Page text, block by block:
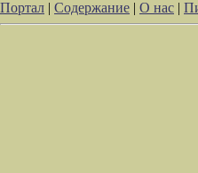
Портал | Содержание | О нас |